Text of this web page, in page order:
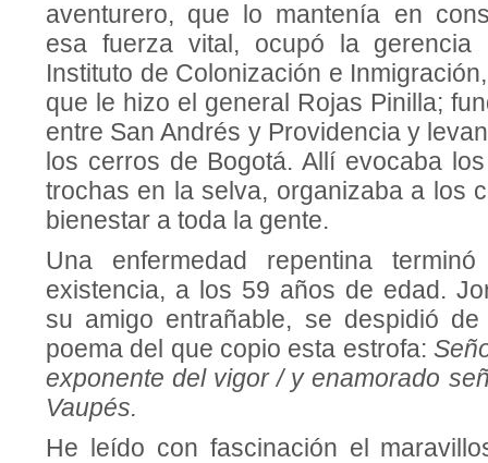
aventurero, que lo mantenía en
esa fuerza vital, ocupó la gerencia
Instituto de Colonización e
que le hizo el general Rojas Pinilla;
entre San Andrés y Providencia y
los cerros de Bogotá. Allí evocaba
trochas en la selva, organizaba a los
bienestar a toda la gente.
Una enfermedad repentina
existencia, a los 59 años de edad.
su amigo entrañable, se despidió
poema del que copio esta estrofa:
exponente del vigor / y enamorado
Vaupés.
He leído con fascinación el